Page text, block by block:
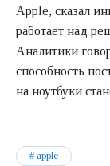
Apple, сказал
работает над
Аналитики
способность
на ноутбуки
apple